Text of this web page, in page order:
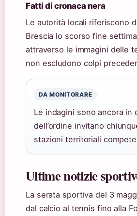
Fatti di cronaca nera
Le autorità locali riferiscono
Brescia lo scorso fine
attraverso le immagini delle
non escludono colpi
DA MONITORARE
Le indagini sono ancora
dell’ordine invitano
stazioni territoriali
Ultime notizie
La serata sportiva del 3
dal calcio al tennis fino alla